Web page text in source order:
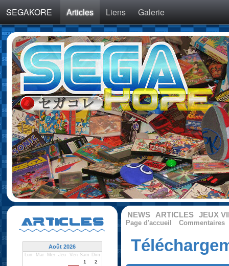
SEGAKORE Articles Liens Galerie
NEWS ARTICLES JEUX
Page d'accueil Commentaires
ARTICLES
Août 2026
Lun Mar Mer Jeu Ven Sam Dim
1
2